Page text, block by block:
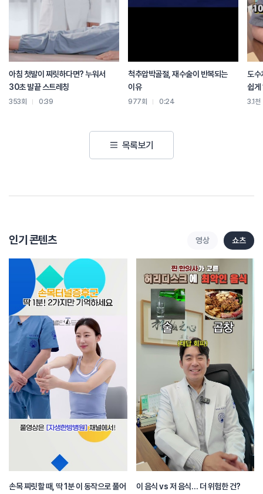
아침 첫발이 찌릿하다면? 누워서
30초 발끝 스트레칭
353회 0:39
척추압박골절, 재수술이 반복되는
이유
977회 0:24
도
쉽게
3.1천
목록보기
인기 콘텐츠 영상 쇼츠
손목 찌릿할 때, 딱 1분 이 동작으로 풀어
이 음식 vs 저 음식… 더 위험한 건?